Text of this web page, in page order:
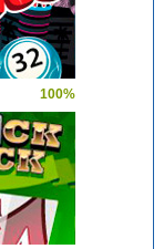
100%